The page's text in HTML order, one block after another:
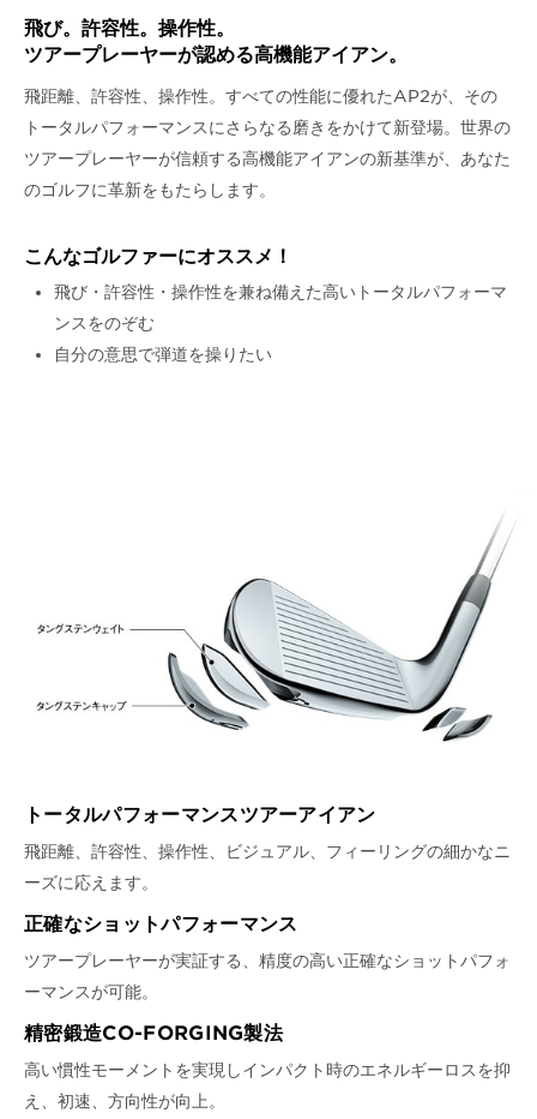
飛び。許容性。操作性。
ツアープレーヤーが認める高機能アイアン。
飛距離、許容性、操作性。すべての性能に優れたAP2が、その
トータルパフォーマンスにさらなる磨きをかけて新登場。世界の
ツアープレーヤーが信頼する高機能アイアンの新基準が、あなた
のゴルフに革新をもたらします。
こんなゴルファーにオススメ！
飛び・許容性・操作性を兼ね備えた高いトータルパフォーマ
ンスをのぞむ
自分の意思で弾道を操りたい
トータルパフォーマンスツアーアイアン
飛距離、許容性、操作性、ビジュアル、フィーリングの細かなニ
ーズに応えます。
正確なショットパフォーマンス
ツアープレーヤーが実証する、精度の高い正確なショットパフォ
ーマンスが可能。
精密鍛造CO-FORGING製法
高い慣性モーメントを実現しインパクト時のエネルギーロスを抑
え、初速、方向性が向上。